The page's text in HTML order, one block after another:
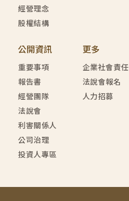
經營理念
股權結構
公開資訊
重要事項
報告書
經營團隊
法說會
利害關係人
公司治理
投資人專區
更多
企業社會責任
法說會報名
人力招募